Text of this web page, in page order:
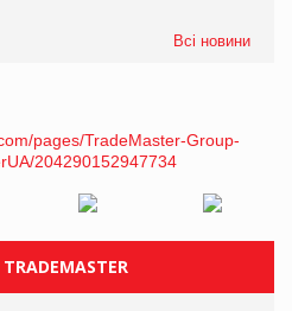
Всі новини